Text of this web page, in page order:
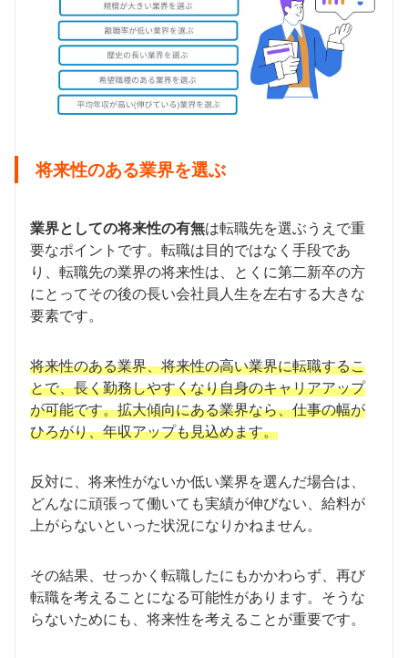
将来性のある業界を選ぶ
業界としての将来性の有無は転職先を選ぶうえで重
要なポイントです。転職は目的ではなく手段であ
り、転職先の業界の将来性は、とくに第二新卒の方
にとってその後の長い会社員人生を左右する大きな
要素です。
将来性のある業界、将来性の高い業界に転職するこ
とで、長く勤務しやすくなり自身のキャリアアップ
が可能です。拡大傾向にある業界なら、仕事の幅が
ひろがり、年収アップも見込めます。
反対に、将来性がないか低い業界を選んだ場合は、
どんなに頑張って働いても実績が伸びない、給料が
上がらないといった状況になりかねません。
その結果、せっかく転職したにもかかわらず、再び
転職を考えることになる可能性があります。そうな
らないためにも、将来性を考えることが重要です。